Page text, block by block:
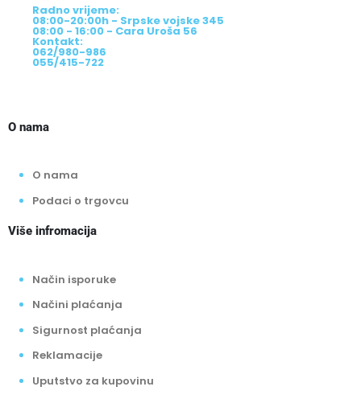
Radno vrijeme:
08:00-20:00h - Srpske vojske 345
08:00 - 16:00 - Cara Uroša 56
Kontakt:
062/980-986
055/415-722
O nama
O nama
Podaci o trgovcu
Više infromacija
Način isporuke
Načini plaćanja
Sigurnost plaćanja
Reklamacije
Uputstvo za kupovinu